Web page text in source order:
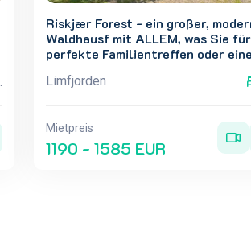
Riskjær Forest - ein großer,
Waldhausf mit ALLEM, was Sie
perfekte Familientreffen oder
Limfjorden
Mietpreis
1190 - 1585 EUR